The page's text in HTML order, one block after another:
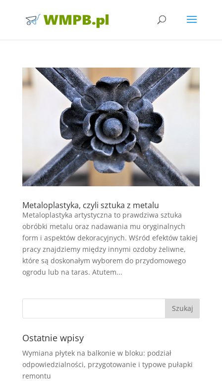
Metaloplastyka, czyli sztuka z metalu
Metaloplastyka artystyczna to prawdziwa sztuka
obróbki metalu oraz nadawania mu oryginalnych
form i aspektów dekoracyjnych. Wśród efektów takiej
pracy znajdziemy między innymi ozdoby żeliwne,
które są doskonałym wyborem do przydomowego
ogrodu lub na taras. Atutem...
Ostatnie wpisy
Wymiana płytek na balkonie w bloku: podział
odpowiedzialności, przygotowanie i typowe pułapki
remontu